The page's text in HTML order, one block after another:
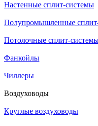
Настенные сплит-системы
Полупромышленные
Потолочные сплит-
Фанкойлы
Чиллеры
Воздуховоды
Круглые воздуховоды